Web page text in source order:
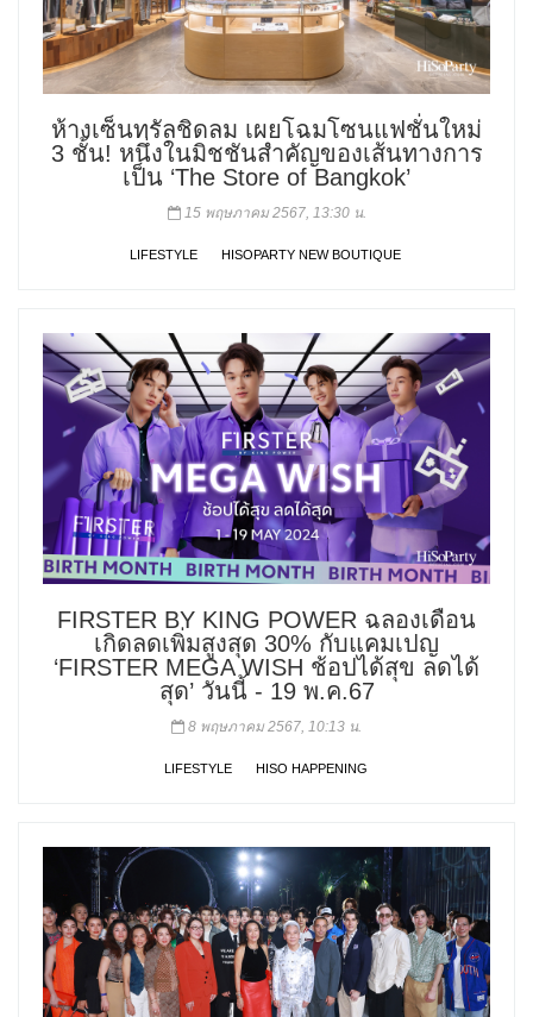
ห้างเซ็นทรัลชิดลม เผยโฉมโซนแฟชั่นใหม่
3 ชั้น! หนึ่งในมิชชันสำคัญของเส้นทางการ
เป็น ‘The Store of Bangkok’
15 พฤษภาคม 2567, 13:30 น.
LIFESTYLE HISOPARTY NEW BOUTIQUE
FIRSTER BY KING POWER ฉลองเดือน
เกิดลดเพิ่มสูงสุด 30% กับแคมเปญ
‘FIRSTER MEGA WISH ช้อปได้สุข ลดได้
สุด’ วันนี้ - 19 พ.ค.67
8 พฤษภาคม 2567, 10:13 น.
LIFESTYLE HISO HAPPENING